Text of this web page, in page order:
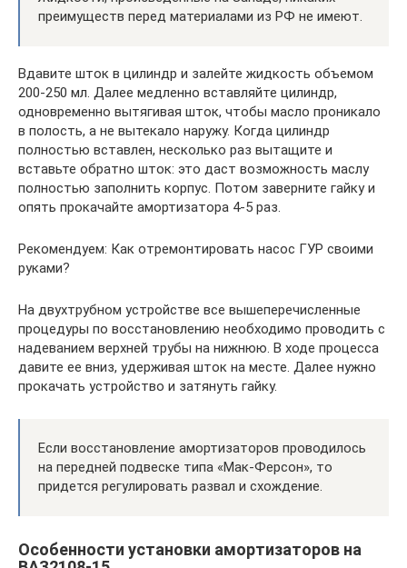
преимуществ перед материалами из РФ не имеют.
Вдавите шток в цилиндр и залейте жидкость объемом
200-250 мл. Далее медленно вставляйте цилиндр,
одновременно вытягивая шток, чтобы масло проникало
в полость, а не вытекало наружу. Когда цилиндр
полностью вставлен, несколько раз вытащите и
вставьте обратно шток: это даст возможность маслу
полностью заполнить корпус. Потом заверните гайку и
опять прокачайте амортизатора 4-5 раз.
Рекомендуем: Как отремонтировать насос ГУР своими
руками?
На двухтрубном устройстве все вышеперечисленные
процедуры по восстановлению необходимо проводить с
надеванием верхней трубы на нижнюю. В ходе процесса
давите ее вниз, удерживая шток на месте. Далее нужно
прокачать устройство и затянуть гайку.
Если восстановление амортизаторов проводилось
на передней подвеске типа «Мак-Ферсон», то
придется регулировать развал и схождение.
Особенности установки амортизаторов на